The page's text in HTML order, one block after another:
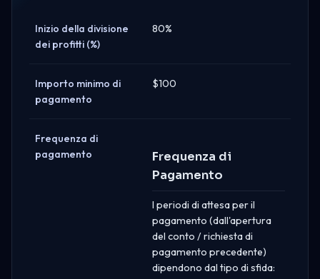
Inizio della divisione
dei profitti (%)
80%
Importo minimo di
pagamento
$100
Frequenza di
pagamento
Frequenza di
Pagamento
I periodi di attesa per il
pagamento (dall'apertura
del conto / richiesta di
pagamento precedente)
dipendono dal tipo di sfida: